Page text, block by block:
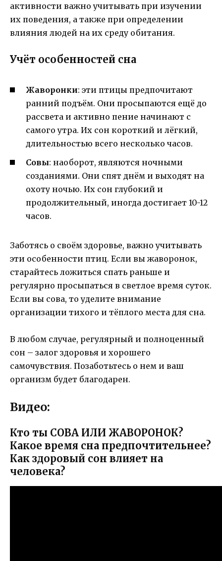
активности важно учитывать при изучении
их поведения, а также при определении
влияния людей на их среду обитания.
Учёт особенностей сна
Жаворонки: эти птицы предпочитают
ранний подъём. Они просыпаются ещё до
рассвета и активно пение начинают с
самого утра. Их сон короткий и лёгкий,
длительностью всего несколько часов.
Совы: наоборот, являются ночными
созданиями. Они спят днём и выходят на
охоту ночью. Их сон глубокий и
продолжительный, иногда достигает 10-12
часов.
Заботясь о своём здоровье, важно учитывать
эти особенности птиц. Если вы жаворонок,
старайтесь ложиться спать раньше и
регулярно просыпаться в светлое время суток.
Если вы сова, то уделите внимание
организации тихого и тёплого места для сна.
В любом случае, регулярный и полноценный
сон – залог здоровья и хорошего
самочувствия. Позаботьтесь о нем и ваш
организм будет благодарен.
Видео:
Кто ты СОВА ИЛИ ЖАВОРОНОК?
Какое время сна предпочтительнее?
Как здоровый сон влияет на
человека?